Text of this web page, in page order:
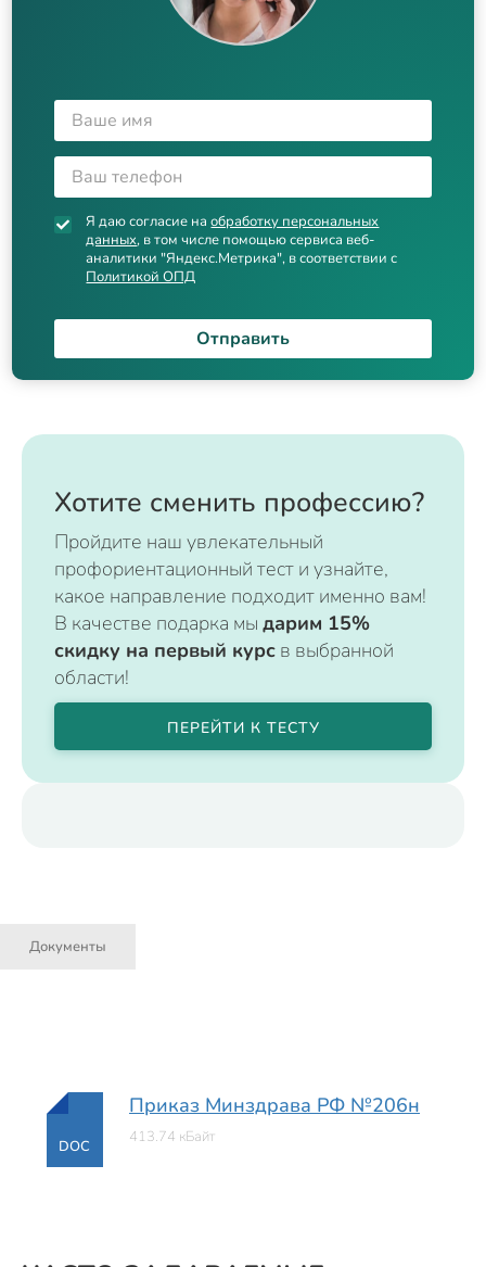
Я даю согласие наобработку персональных
данных, в том числе помощью сервиса веб-
аналитики "Яндекс.Метрика", в соответствии с
Политикой ОПД
Отправить
Хотите сменить профессию?
Пройдите наш увлекательный
профориентационный тест и узнайте,
какое направление подходит именно вам!
В качестве подарка мы дарим 15%
скидку на первый курс в выбранной
области!
ПЕРЕЙТИ К ТЕСТУ
Документы
DOC
Приказ Минздрава РФ №206н
413.74 кБайт